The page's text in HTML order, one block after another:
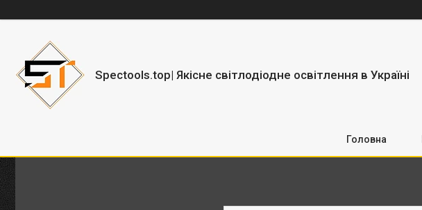
Spectools.top| Якісне світлодіодне освітлення в Україні
Головна